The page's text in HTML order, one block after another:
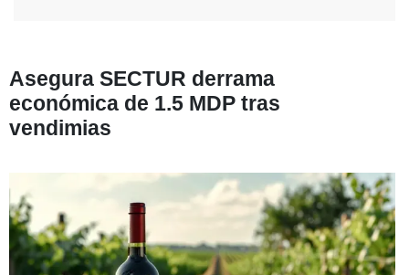
Asegura SECTUR derrama
económica de 1.5 MDP tras
vendimias